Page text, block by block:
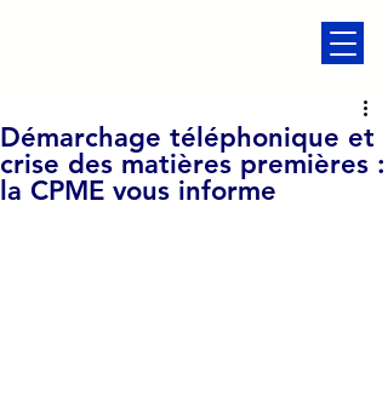
Démarchage téléphonique et
crise des matières premières :
la CPME vous informe